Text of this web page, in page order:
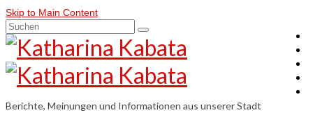
Skip to Main Content
Suchen
nach:
Berichte, Meinungen und Informationen aus unserer Stadt